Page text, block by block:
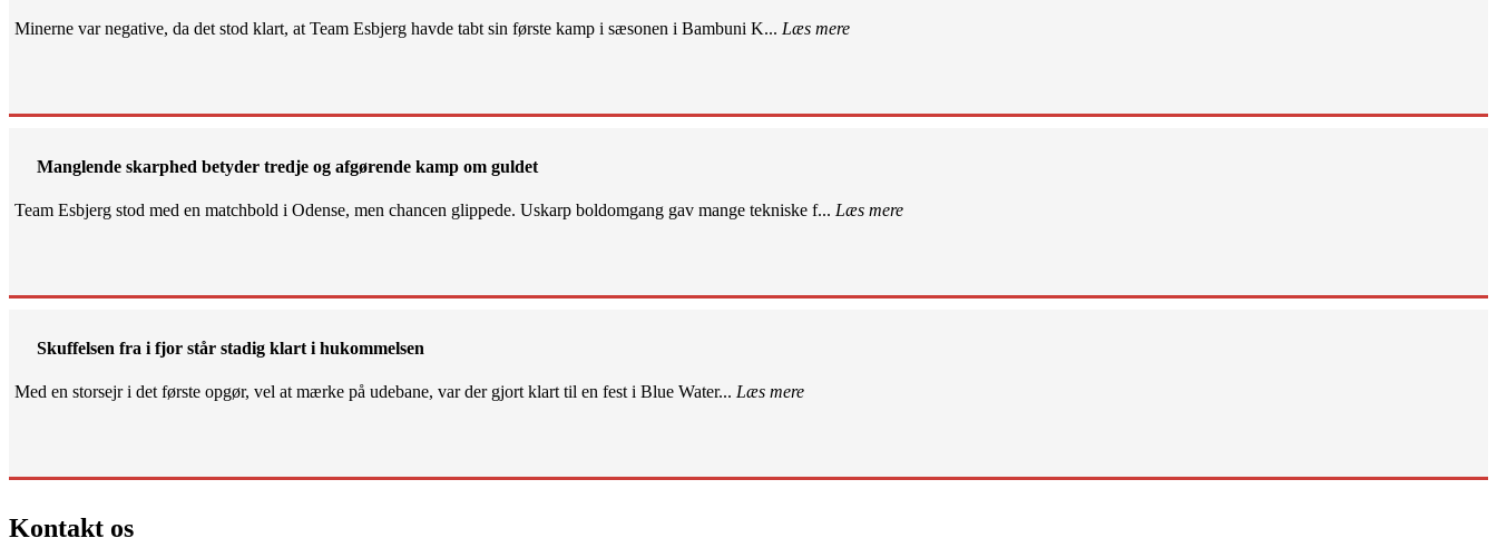
Minerne var negative, da det stod klart, at Team Esbjerg havde tabt sin første kamp i sæsonen i Bambuni K... Læs mere
Manglende skarphed betyder tredje og afgørende kamp om guldet
Team Esbjerg stod med en matchbold i Odense, men chancen glippede. Uskarp boldomgang gav mange tekniske f... Læs mere
Skuffelsen fra i fjor står stadig klart i hukommelsen
Med en storsejr i det første opgør, vel at mærke på udebane, var der gjort klart til en fest i Blue Water... Læs mere
Kontakt os